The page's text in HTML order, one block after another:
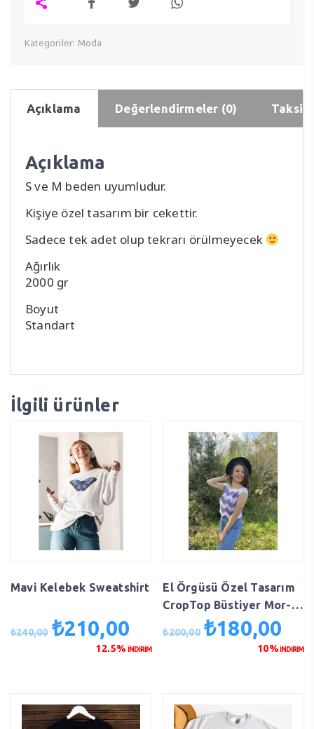
Kategoriler: Moda
Açıklama Değerlendirmeler (0) Taksit
Açıklama
S ve M beden uyumludur.
Kişiye özel tasarım bir cekettir.
Sadece tek adet olup tekrarı örülmeyecek
Ağırlık
2000 gr
Boyut
Standart
İlgili ürünler
Mavi Kelebek Sweatshirt
₺240,00 Orijinal
₺210,00
andaki
12.5% İNDİRİM
El Örgüsü Özel Tasarım
CropTop Büstiyer Mor-
₺200,00 Orijinal
₺180,00
10%İNDİRİM